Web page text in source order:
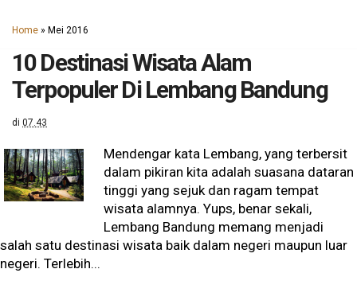
Home » Mei 2016
10 Destinasi Wisata Alam
Terpopuler Di Lembang Bandung
di 07.43
Mendengar kata Lembang, yang terbersit
dalam pikiran kita adalah suasana dataran
tinggi yang sejuk dan ragam tempat
wisata alamnya. Yups, benar sekali,
Lembang Bandung memang menjadi
salah satu destinasi wisata baik dalam negeri maupun luar
negeri. Terlebih...